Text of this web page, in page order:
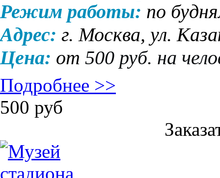
Режим работы: по
Адрес: г. Москва, ул.
Цена: от 500 руб. на
Подробнее >>
500 руб